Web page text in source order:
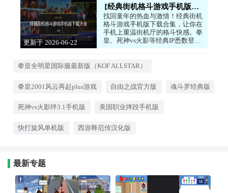
更新于 2026-06-22
经典街机格斗游戏手机版下载大全
找回童年的热血与激情！经典街机
格斗游戏手机版下载合集，让你在
手机上重温街机厅的格斗快感。拳
皇、死神vs火影等经典IP悉数登
场，熟悉的角色和连招，原汁原味
丽的必杀技击败对手，证明谁才是
趣的小伙伴快快下载吧！
拳皇全明星国际服最新版（KOF ALLSTAR）
拳皇2001风云再起plus游戏 自由之战官方版 魂斗罗经典版
死神vs火影绊3.1手机版 美国职业摔跤手机版
快打旋风单机版 西游释厄传汉化版
最新专题